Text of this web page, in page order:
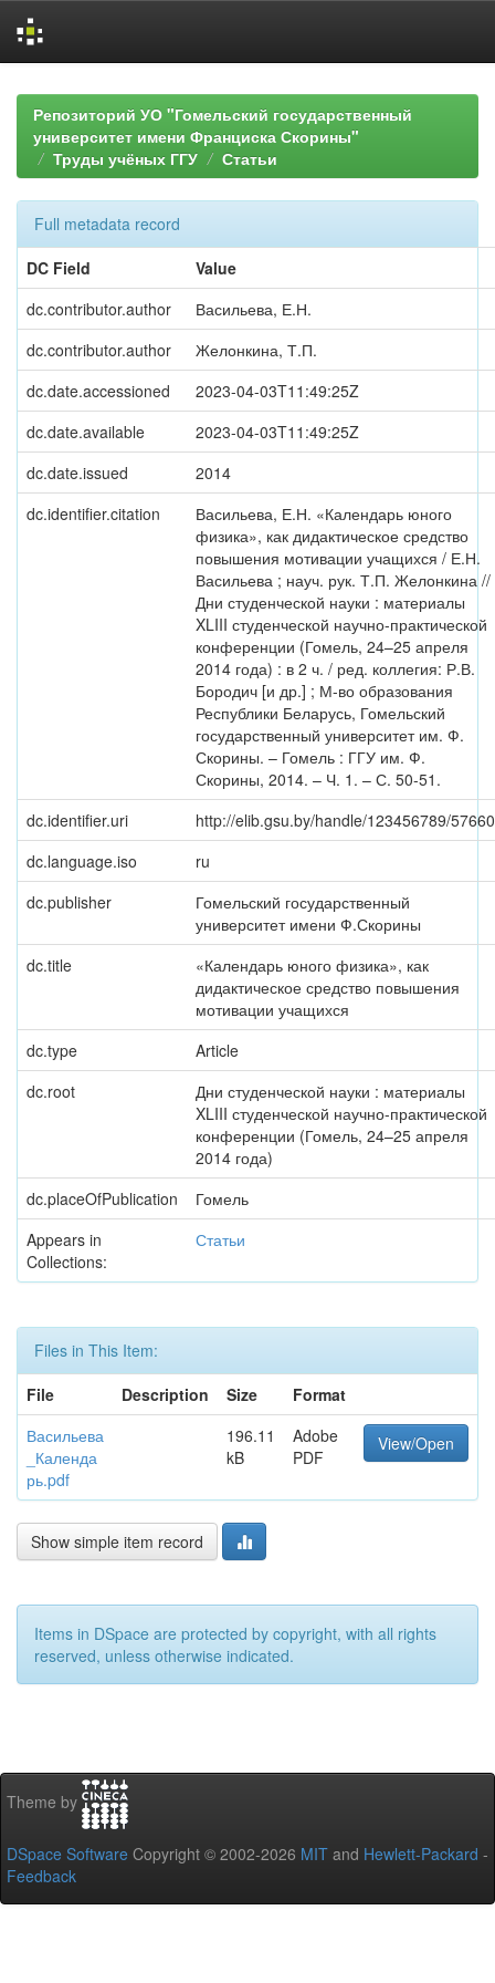
navigationРепозиторий УО "Гомельский государственный
университет имени Франциска Скорины"
Труды учёных ГГУ
Статьи
Full metadata record
DC Field
Value
dc.contributor.author
Васильева, Е.Н.
dc.contributor.author
Желонкина, Т.П.
dc.date.accessioned
2023-04-03T11:49:25Z
dc.date.available
2023-04-03T11:49:25Z
dc.date.issued
2014
dc.identifier.citation
Васильева, Е.Н. «Календарь юного
физика», как дидактическое средство
повышения мотивации учащихся / Е.Н.
Васильева ; науч. рук. Т.П. Желонкина //
Дни студенческой науки : материалы
XLIII студенческой научно-практической
конференции (Гомель, 24–25 апреля
2014 года) : в 2 ч. / ред. коллегия: Р.В.
Бородич [и др.] ; М-во образования
Республики Беларусь, Гомельский
государственный университет им. Ф.
Скорины. – Гомель : ГГУ им. Ф.
Скорины, 2014. – Ч. 1. – С. 50-51.
dc.identifier.uri
http://elib.gsu.by/handle/123456789/57660
dc.language.iso
ru
dc.publisher
Гомельский государственный
университет имени Ф.Скорины
dc.title
«Календарь юного физика», как
дидактическое средство повышения
мотивации учащихся
dc.type
Article
dc.root
Дни студенческой науки : материалы
XLIII студенческой научно-практической
конференции (Гомель, 24–25 апреля
2014 года)
dc.placeOfPublication
Гомель
Appears in
Collections:
Статьи
Files in This Item:
File
Description Size
Format
Васильева
_Календа
рь.pdf
196.11
kB
Adobe
PDF
View/Open
Show simple item record
Items in DSpace are protected by copyright, with all rights
reserved, unless otherwise indicated.
Theme by
DSpace Software Copyright © 2002-2026 MIT and Hewlett-Packard -
Feedback